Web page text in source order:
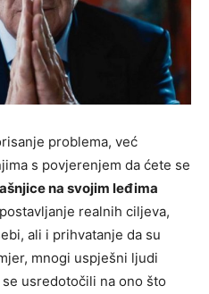
problema, već
s povjerenjem da ćete se
na svojim leđima
realnih ciljeva,
ali i prihvatanje da su
mnogi uspješni ljudi
usredotočili na ono što